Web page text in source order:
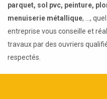
parquet, sol pvc, peinture,
menuiserie métallique, ...,
entreprise vous conseille et
travaux par des ouvriers
respectés.